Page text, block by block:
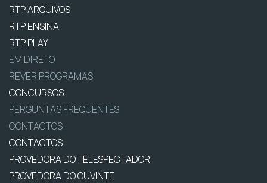
RTP ARQUIVOS
RTP ENSINA
RTP PLAY
EM DIRETO
REVER PROGRAMAS
CONCURSOS
PERGUNTAS FREQUENTES
CONTACTOS
CONTACTOS
PROVEDORA DO TELESPECTADOR
PROVEDORA DO OUVINTE